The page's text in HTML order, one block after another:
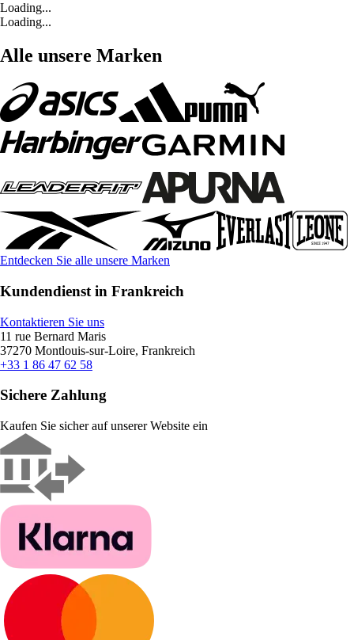
Loading...
Loading...
Alle unsere Marken
Entdecken Sie alle unsere Marken
Kundendienst in Frankreich
Kontaktieren Sie uns
11 rue Bernard Maris
37270 Montlouis-sur-Loire, Frankreich
+33 1 86 47 62 58
Sichere Zahlung
Kaufen Sie sicher auf unserer Website ein